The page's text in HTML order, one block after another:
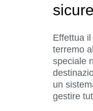
Effettua
terremo
speciale
un
gestire